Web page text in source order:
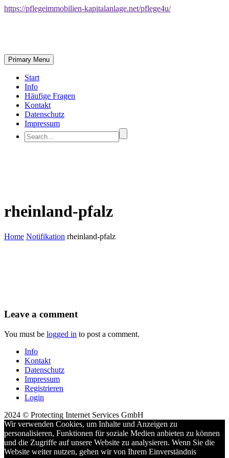
https://pflegeimmobilien-kapitalanlage.net/pflege4u/
Primary Menu
Start
Info
Häufige Fragen
Kontakt
Datenschutz
Impressum
rheinland-pfalz
Home Notifikation rheinland-pfalz
Leave a comment
You must be logged in to post a comment.
Info
Kontakt
Datenschutz
Impressum
Registrieren
Login
2024 © Protecting Internet Services GmbH
Wir verwenden Cookies, um Inhalte und Anzeigen zu
personalisieren, Funktionen für soziale Medien anbieten zu können
und die Zugriffe auf unsere Website zu analysieren. Wenn Sie die
Website weiter nutzen, gehen wir von Ihrem Einverständnis